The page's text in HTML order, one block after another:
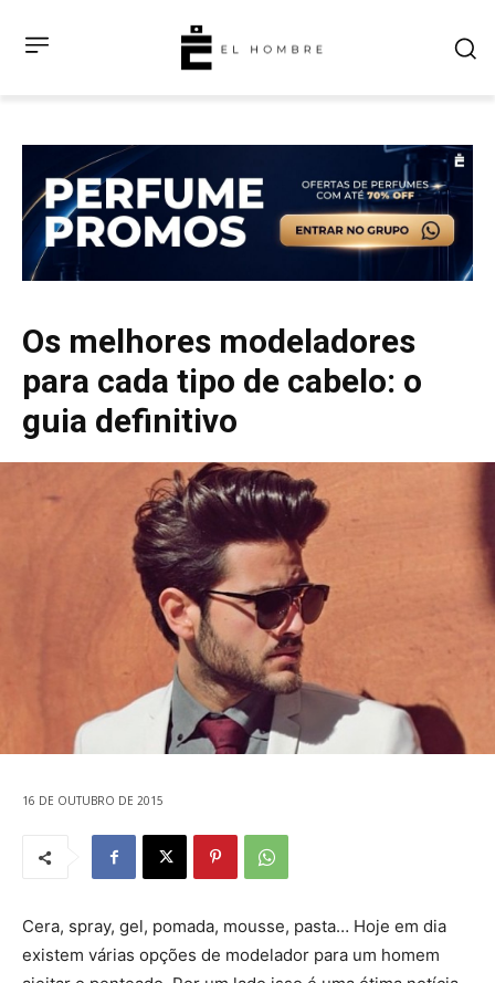
Os melhores modeladores
para cada tipo de cabelo: o
guia definitivo
16 DE OUTUBRO DE 2015
Cera, spray, gel, pomada, mousse, pasta… Hoje em dia
existem várias opções de modelador para um homem